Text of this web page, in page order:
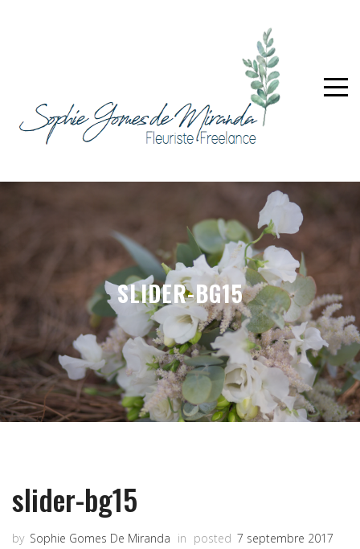
SLIDER-BG15
slider-bg15
by Sophie Gomes De Miranda in posted 7 septembre 2017